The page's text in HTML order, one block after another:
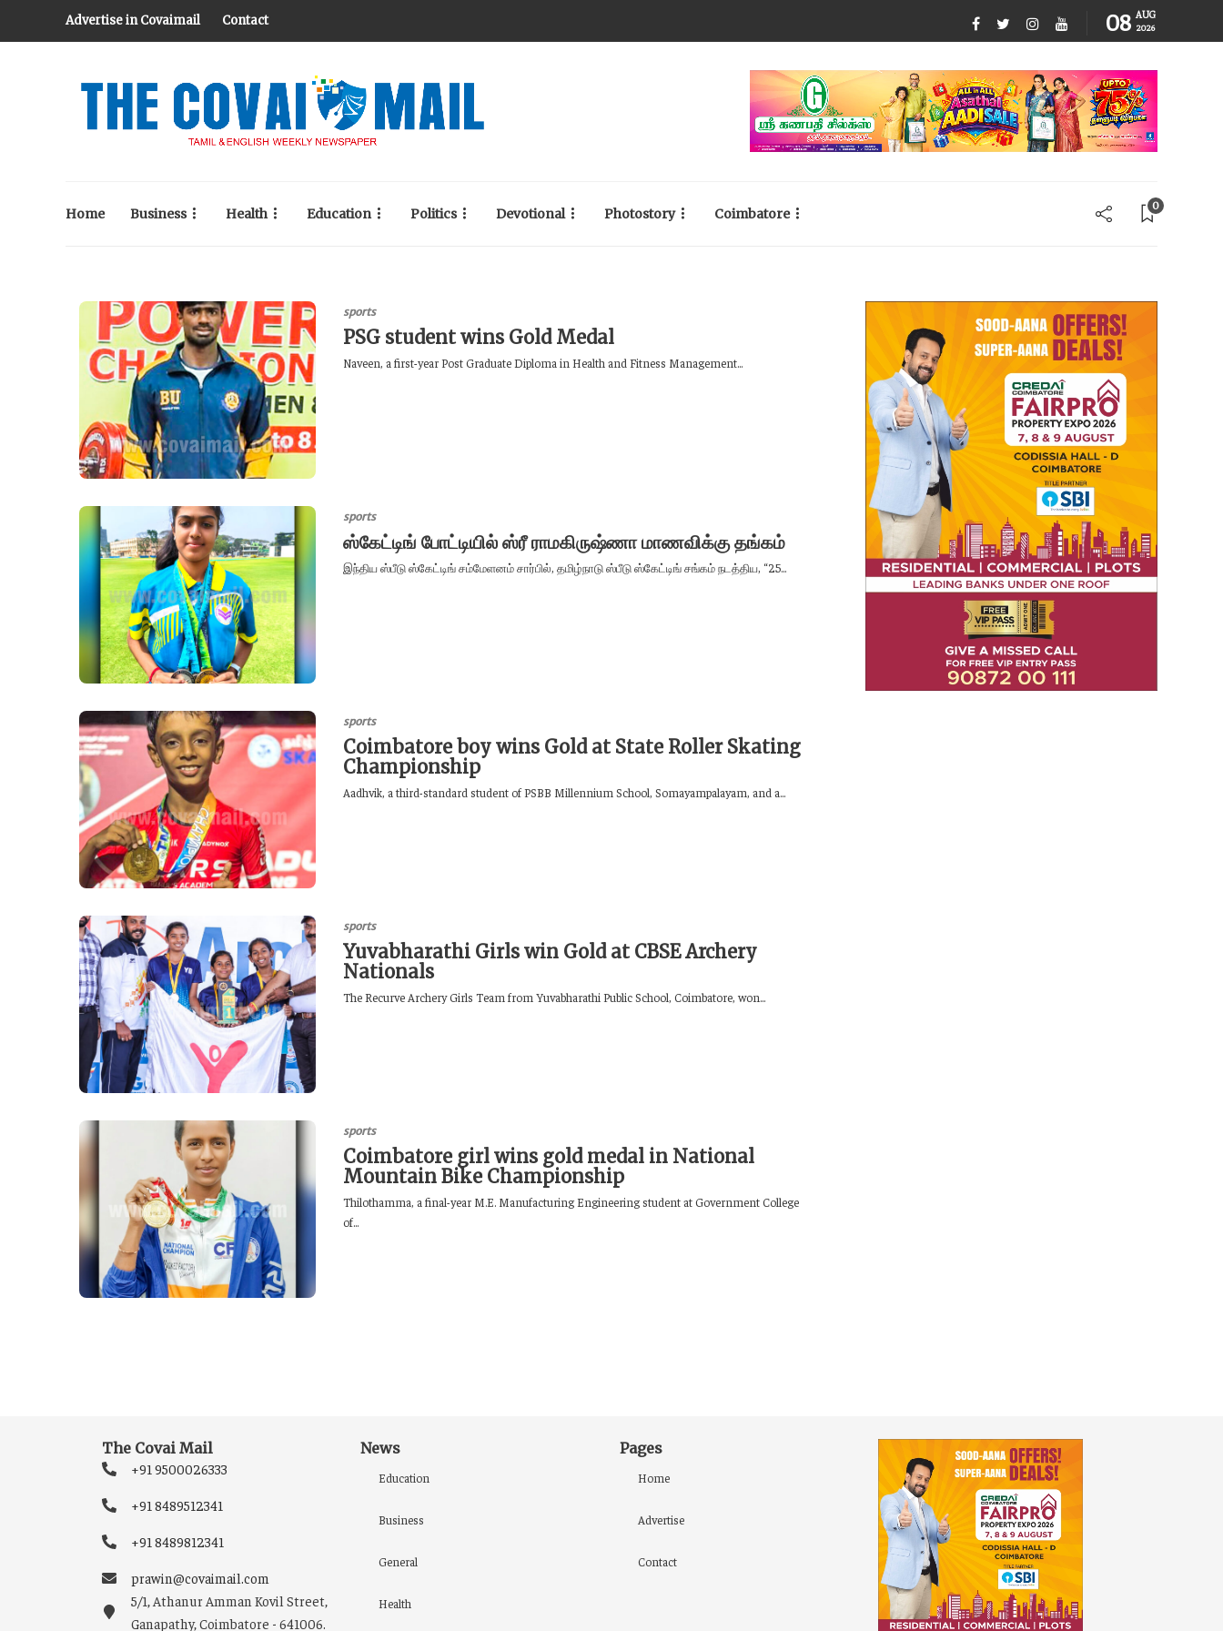
Advertise in Covaimail Contact 08 AUG
2026
Home Business Health Education Politics Devotional Photostory Coimbatore 0
sports
PSG student wins Gold Medal
Naveen, a first-year Post Graduate Diploma in Health and Fitness Management...
sports
ஸ்கேட்டிங் போட்டியில் ஸ்ரீ ராமகிருஷ்ணா மாணவிக்கு தங்கம்
இந்திய ஸ்பீடு ஸ்கேட்டிங் சம்மேளனம் சார்பில், தமிழ்நாடு ஸ்பீடு ஸ்கேட்டிங் சங்கம் நடத்திய, “25...
sports
Coimbatore boy wins Gold at State Roller Skating
Championship
Aadhvik, a third-standard student of PSBB Millennium School, Somayampalayam, and a...
sports
Yuvabharathi Girls win Gold at CBSE Archery
Nationals
The Recurve Archery Girls Team from Yuvabharathi Public School, Coimbatore, won...
sports
Coimbatore girl wins gold medal in National
Mountain Bike Championship
Thilothamma, a final-year M.E. Manufacturing Engineering student at Government College
of...
The Covai Mail
+91 9500026333
+91 8489512341
+91 8489812341
prawin@covaimail.com
5/1, Athanur Amman Kovil Street,
Ganapathy, Coimbatore - 641006.
News
Education
Business
General
Health
Pages
Home
Advertise
Contact